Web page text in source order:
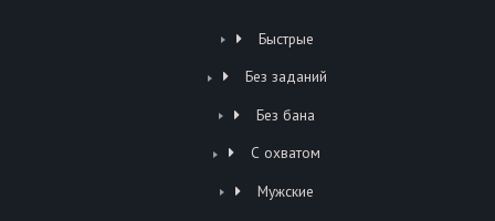
Быстрые
Без заданий
Без бана
С охватом
Мужские